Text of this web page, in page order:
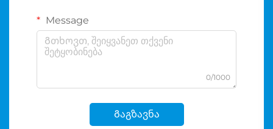
Message
0/1000
Გაგზავნა